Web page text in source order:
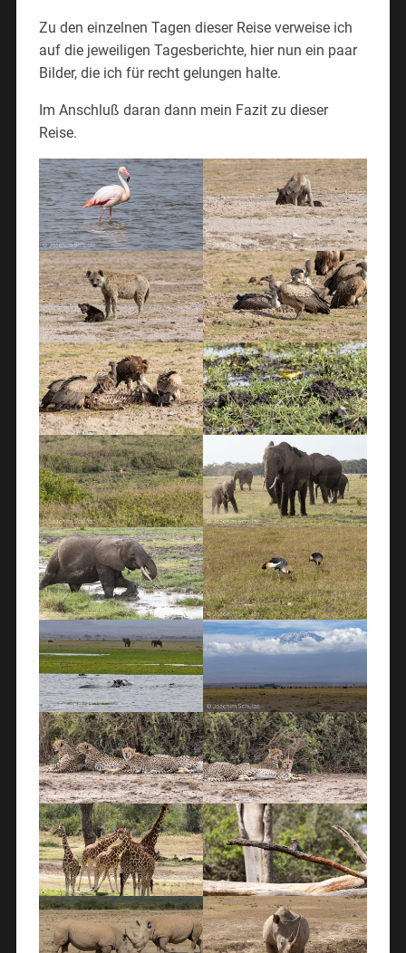
Zu den einzelnen Tagen dieser Reise verweise ich
auf die jeweiligen Tagesberichte, hier nun ein paar
Bilder, die ich für recht gelungen halte.
Im Anschluß daran dann mein Fazit zu dieser
Reise.